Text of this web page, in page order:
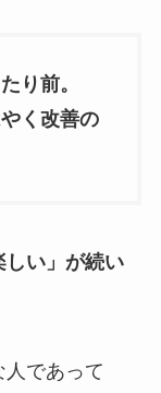
り前。
く改善の
しい」が続い
であって